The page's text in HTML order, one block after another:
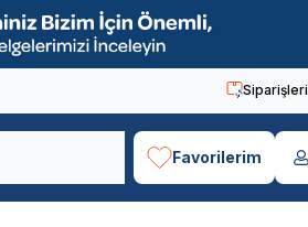
Favorilerim